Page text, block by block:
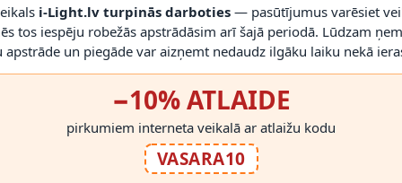
Spuldzes ir nomaināmas, ja ir nepieciešamība pēc cita
i-Light.lv turpinās darboties — pasūtījumus varēsiet
tos iespēju robežās apstrādāsim arī šajā periodā. Lūdzam
apstrāde un piegāde var aizņemt nedaudz ilgāku laiku nekā
−10% ATLAIDE
pirkumiem interneta veikalā ar atlaižu kodu
VASARA10